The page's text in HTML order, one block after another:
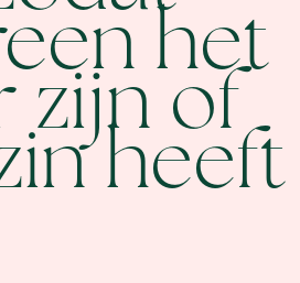
het
zijn of
heeft